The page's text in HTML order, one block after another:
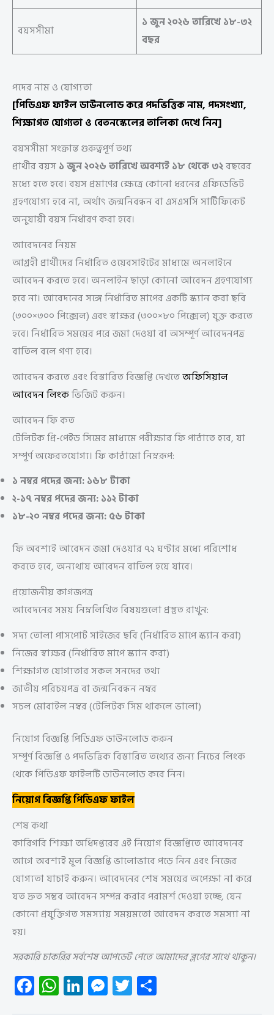
বয়সসীমা
১ জুন ২০২৬ তারিখে ১৮-৩২
বছর
পদের নাম ও যোগ্যতা
[পিডিএফ ফাইল ডাউনলোড করে পদভিত্তিক নাম, পদসংখ্যা,
শিক্ষাগত যোগ্যতা ও বেতনস্কেলের তালিকা দেখে নিন]
বয়সসীমা সংক্রান্ত গুরুত্বপূর্ণ তথ্য
প্রার্থীর বয়স১ জুন ২০২৬ তারিখে অবশ্যই ১৮ থেকে ৩২বছরের
মধ্যে হতে হবে। বয়স প্রমাণের ক্ষেত্রে কোনো ধরনের এফিডেভিট
গ্রহণযোগ্য হবে না, অর্থাৎ জন্মনিবন্ধন বা এসএসসি সার্টিফিকেট
অনুযায়ী বয়স নির্ধারণ করা হবে।
আবেদনের নিয়ম
আগ্রহী প্রার্থীদের নির্ধারিত ওয়েবসাইটের মাধ্যমে অনলাইনে
আবেদন করতে হবে। অনলাইন ছাড়া কোনো আবেদন গ্রহণযোগ্য
হবে না। আবেদনের সঙ্গে নির্ধারিত মাপের একটি স্ক্যান করা ছবি
(৩০০×৩০০ পিক্সেল) এবং স্বাক্ষর (৩০০×৮০ পিক্সেল) যুক্ত করতে
হবে। নির্ধারিত সময়ের পরে জমা দেওয়া বা অসম্পূর্ণ আবেদনপত্র
বাতিল বলে গণ্য হবে।
আবেদন করতে এবং বিস্তারিত বিজ্ঞপ্তি দেখতেঅফিসিয়াল
আবেদন লিংকভিজিট করুন।
আবেদন ফি কত
টেলিটক প্রি-পেইড সিমের মাধ্যমে পরীক্ষার ফি পাঠাতে হবে, যা
সম্পূর্ণ অফেরতযোগ্য। ফি কাঠামো নিম্নরূপ:
১ নম্বর পদের জন্য: ১৬৮ টাকা
২-১৭ নম্বর পদের জন্য: ১১২ টাকা
১৮-২০ নম্বর পদের জন্য: ৫৬ টাকা
ফি অবশ্যই আবেদন জমা দেওয়ার ৭২ ঘণ্টার মধ্যে পরিশোধ
করতে হবে, অন্যথায় আবেদন বাতিল হয়ে যাবে।
প্রয়োজনীয় কাগজপত্র
আবেদনের সময় নিম্নলিখিত বিষয়গুলো প্রস্তুত রাখুন:
সদ্য তোলা পাসপোর্ট সাইজের ছবি (নির্ধারিত মাপে স্ক্যান করা)
নিজের স্বাক্ষর (নির্ধারিত মাপে স্ক্যান করা)
শিক্ষাগত যোগ্যতার সকল সনদের তথ্য
জাতীয় পরিচয়পত্র বা জন্মনিবন্ধন নম্বর
সচল মোবাইল নম্বর (টেলিটক সিম থাকলে ভালো)
নিয়োগ বিজ্ঞপ্তি পিডিএফ ডাউনলোড করুন
সম্পূর্ণ বিজ্ঞপ্তি ও পদভিত্তিক বিস্তারিত তথ্যের জন্য নিচের লিংক
থেকে পিডিএফ ফাইলটি ডাউনলোড করে নিন।
নিয়োগ বিজ্ঞপ্তি পিডিএফ ফাইল
শেষ কথা
কারিগরি শিক্ষা অধিদপ্তরের এই নিয়োগ বিজ্ঞপ্তিতে আবেদনের
আগে অবশ্যই মূল বিজ্ঞপ্তি ভালোভাবে পড়ে নিন এবং নিজের
যোগ্যতা যাচাই করুন। আবেদনের শেষ সময়ের অপেক্ষা না করে
যত দ্রুত সম্ভব আবেদন সম্পন্ন করার পরামর্শ দেওয়া হচ্ছে, যেন
কোনো প্রযুক্তিগত সমস্যায় সময়মতো আবেদন করতে সমস্যা না
হয়।
সরকারি চাকরির সর্বশেষ আপডেট পেতে আমাদের ব্লগের সাথে থাকুন।
Fa
ce
W
ha
Li
nk
M
es
T
wiha